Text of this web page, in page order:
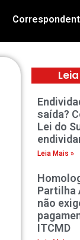
saída?
Lei do
Leia Mais »
Partilha
não
ITCMD